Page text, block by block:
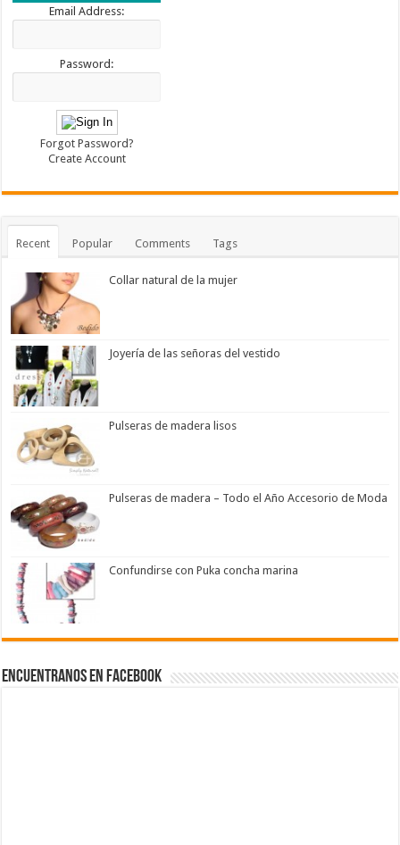
Email Address:
Password:
Forgot Password?
Create Account
Recent Popular Comments Tags
Collar natural de la mujer
Joyería de las señoras del vestido
Pulseras de madera lisos
Pulseras de madera – Todo el Año Accesorio de Moda
Confundirse con Puka concha marina
Encuentranos en Facebook